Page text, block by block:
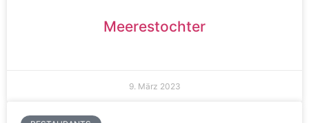
Meerestochter
9. März 2023